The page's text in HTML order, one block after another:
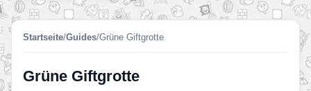
Startseite/Guides/Grüne Giftgrotte
Grüne Giftgrotte